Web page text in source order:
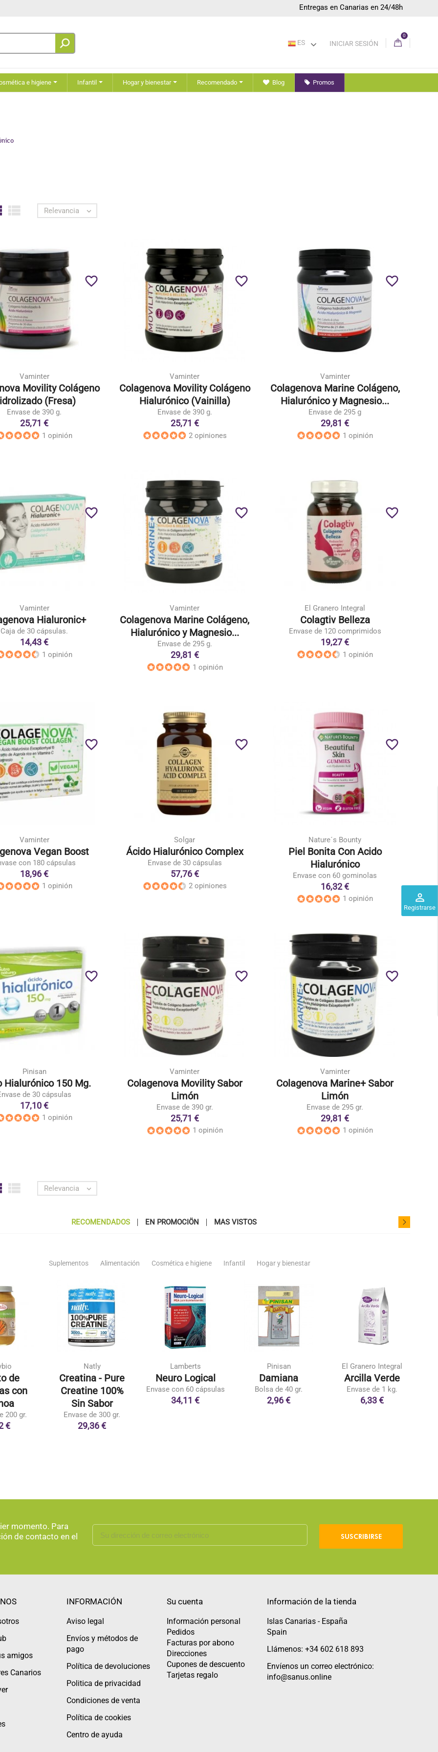
Entregas en Canarias en 24/48h
ES INICIAR SESIÓN
0
perm_identity
Registrarse
e higiene Infantil Hogar y bienestar Recomendado Blog Promos
 Relevancia 
Vaminter
Movility Colágeno
(Fresa)
Envase de 390 g.
25,71 €
1 opinión
favorite_border
Vaminter
Colagenova Movility Colágeno
Hialurónico (Vainilla)
Envase de 390 g.
25,71 €
2 opiniones
favorite_border
Vaminter
Colagenova Marine Colágeno,
Hialurónico y Magnesio...
Envase de 295 g
29,81 €
1 opinión
favorite_border
Vaminter
Hialuronic+
Caja de 30 cápsulas.
14,43 €
1 opinión
favorite_border
Vaminter
Colagenova Marine Colágeno,
Hialurónico y Magnesio...
Envase de 295 g.
29,81 €
1 opinión
favorite_border
El Granero Integral
Colagtiv Belleza
Envase de 120 comprimidos
19,27 €
1 opinión
favorite_border
Vaminter
Vegan Boost
con 180 cápsulas
18,96 €
1 opinión
favorite_border
Solgar
Ácido Hialurónico Complex
Envase de 30 cápsulas
57,76 €
2 opiniones
favorite_border
Nature´s Bounty
Piel Bonita Con Acido
Hialurónico
Envase con 60 gominolas
16,32 €
1 opinión
favorite_border
Pinisan
Hialurónico 150 Mg.
de 30 cápsulas
17,10 €
1 opinión
favorite_border
Vaminter
Colagenova Movility Sabor
Limón
Envase de 390 gr.
25,71 €
1 opinión
favorite_border
Vaminter
Colagenova Marine+ Sabor
Limón
Envase de 295 gr.
29,81 €
1 opinión
favorite_border
 Relevancia 
RECOMENDADOS EN PROMOCIÖN MAS VISTOS
Suplementos Alimentación Cosmética e higiene Infantil Hogar y bienestar
de
con
200 gr.
€
Natly
Creatina - Pure
Creatine 100%
Sin Sabor
Envase de 300 gr.
29,36 €
Lamberts
Neuro Logical
Envase con 60 cápsulas
34,11 €
Pinisan
Damiana
Bolsa de 40 gr.
2,96 €
El Granero Integral
Arcilla Verde
Envase de 1 kg.
6,33 €
momento. Para
de contacto en el
SUSCRIBIRSE
amigos
Canarios
INFORMACIÓN
Aviso legal
Envíos y métodos de
pago
Política de devoluciones
Politica de privacidad
Condiciones de venta
Política de cookies
Centro de ayuda
Su cuenta
Información personal
Pedidos
Facturas por abono
Direcciones
Cupones de descuento
Tarjetas regalo
Información de la tienda
Islas Canarias - España
Spain
Llámenos: +34 602 618 893
Envíenos un correo electrónico:
info@sanus.online